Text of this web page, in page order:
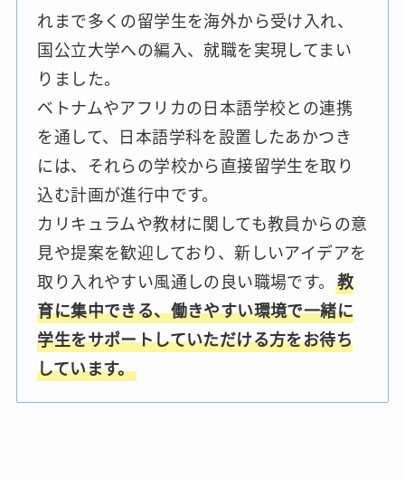
れまで多くの留学生を海外から受け入れ、
国公立大学への編入、就職を実現してまい
りました。
ベトナムやアフリカの日本語学校との連携
を通して、日本語学科を設置したあかつき
には、それらの学校から直接留学生を取り
込む計画が進行中です。
カリキュラムや教材に関しても教員からの意
見や提案を歓迎しており、新しいアイデアを
取り入れやすい風通しの良い職場です。 教
育に集中できる、働きやすい環境で一緒に
学生をサポートしていただける方をお待ち
しています。